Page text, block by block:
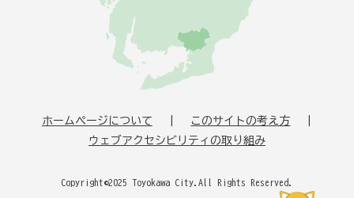
ホームページについて
このサイトの考え方
ウェブアクセシビリティの取り組み
Copyright©2025 Toyokawa City.All Rights Reserved.